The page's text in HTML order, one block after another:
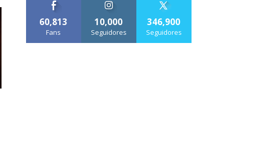
60,813
Fans
10,000
Seguidores
346,900
Seguidores